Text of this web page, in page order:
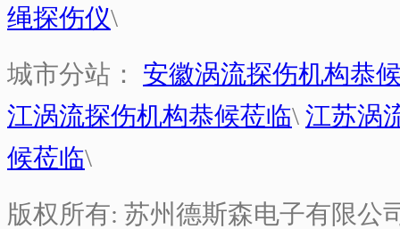
绳探伤仪\
城市分站： 安徽涡流探伤机构恭
江涡流探伤机构恭候莅临\ 江苏涡
候莅临\
版权所有: 苏州德斯森电子有限公